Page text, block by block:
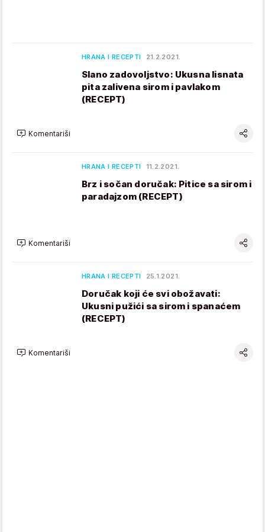
HRANA I RECEPTI 21.2.2021.
Slano zadovoljstvo: Ukusna lisnata
pita zalivena sirom i pavlakom
(RECEPT)
Komentariši
HRANA I RECEPTI 11.2.2021.
Brz i sočan doručak: Pitice sa sirom i
paradajzom (RECEPT)
Komentariši
HRANA I RECEPTI 25.1.2021.
Doručak koji će svi obožavati:
Ukusni pužići sa sirom i spanaćem
(RECEPT)
Komentariši